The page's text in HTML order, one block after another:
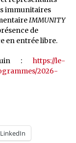
immunitaires
IMMUNITY
de
en entrée libre.
juin : https://le-
2026-
LinkedIn